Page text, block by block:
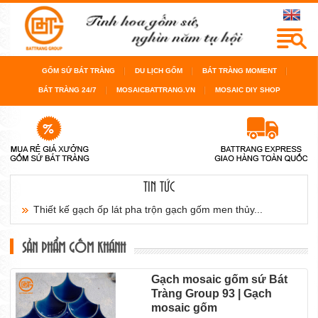
GỐM SỨ BÁT TRÀNG DU LỊCH GỐM BÁT TRÀNG MOMENT
BÁT TRÀNG 24/7 MOSAICBATTRANG.VN MOSAIC DIY SHOP
TIN TỨC
Cách chọn gạch mosaic gốm ốp lát cho nội thất
sàn...
Cách chọn gạch mosaic gốm cho bể bơi, cho
phòng...
SẢN PHẨM GỐM KHÁNH
Gạch mosaic gốm sứ Bát
Tràng Group 93 | Gạch
mosaic gốm